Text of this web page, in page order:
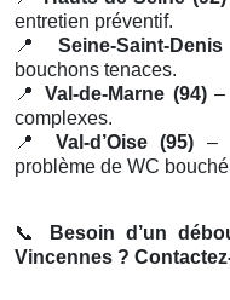
entretien préventif.
📍
Seine-Saint-
bouchons tenaces.
📍
Val-de-Marne (94)–
complexes.
📍
Val-d’Oise (95) –
problème de WC
📞
Besoin d’un
Vincennes ?